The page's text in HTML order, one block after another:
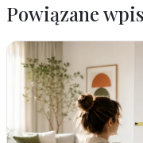
Powiązane